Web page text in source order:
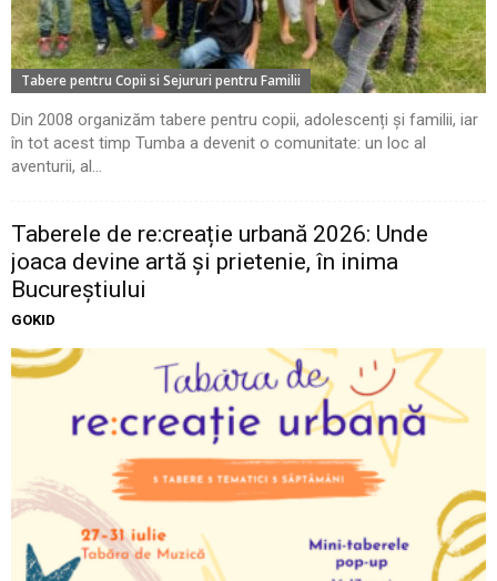
Tabere pentru Copii si Sejururi pentru Familii
Din 2008 organizăm tabere pentru copii, adolescenți și familii, iar
în tot acest timp Tumba a devenit o comunitate: un loc al
aventurii, al...
Taberele de re:creație urbană 2026: Unde
joaca devine artă și prietenie, în inima
Bucureștiului
GOKID